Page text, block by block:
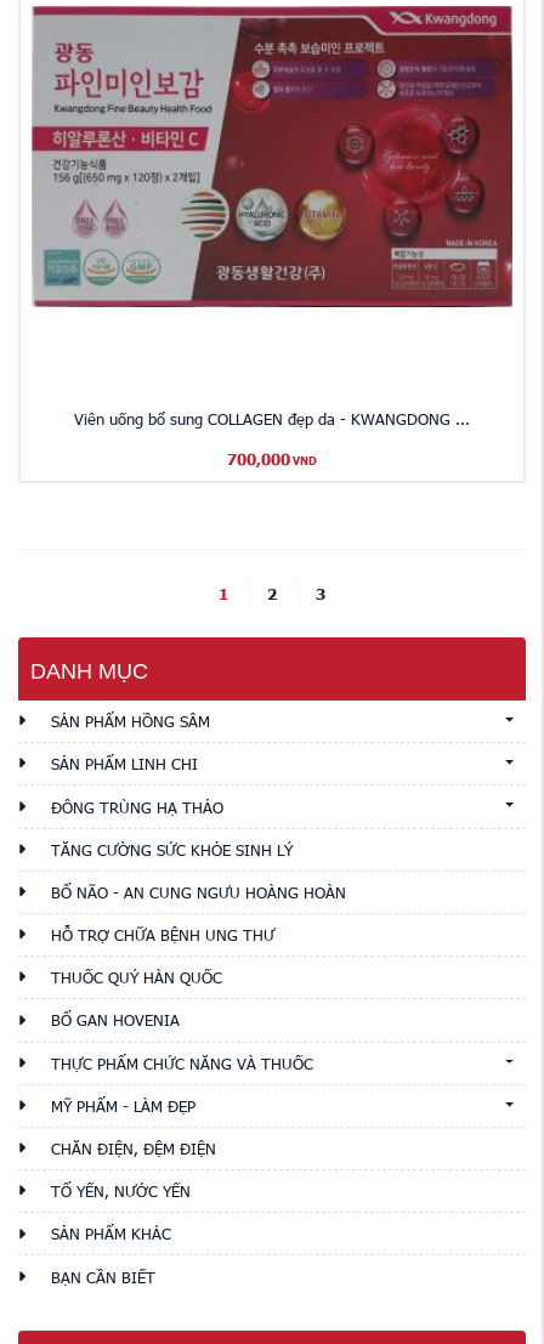
Viên uống bổ sung COLLAGEN đẹp da - KWANGDONG ...
700,000 VND
1 2 3
DANH MỤC
SẢN PHẨM HỒNG SÂM
SẢN PHẨM LINH CHI
ĐÔNG TRÙNG HẠ THẢO
TĂNG CƯỜNG SỨC KHỎE SINH LÝ
BỔ NÃO - AN CUNG NGƯU HOÀNG HOÀN
HỖ TRỢ CHỮA BỆNH UNG THƯ
THUỐC QUÝ HÀN QUỐC
BỔ GAN HOVENIA
THỰC PHẨM CHỨC NĂNG VÀ THUỐC
MỸ PHẨM - LÀM ĐẸP
CHĂN ĐIỆN, ĐỆM ĐIỆN
TỔ YẾN, NƯỚC YẾN
SẢN PHẨM KHÁC
BẠN CẦN BIẾT